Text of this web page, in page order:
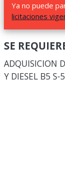
Ya no puede
licitaciones
SE
ADQUISICION
Y DIESEL B5 S-